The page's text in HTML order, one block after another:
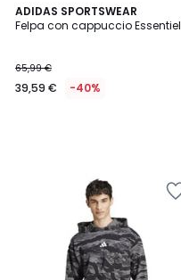
ADIDAS SPORTSWEAR
Felpa con cappuccio Essentiel
65,99 €
39,59 € -40%